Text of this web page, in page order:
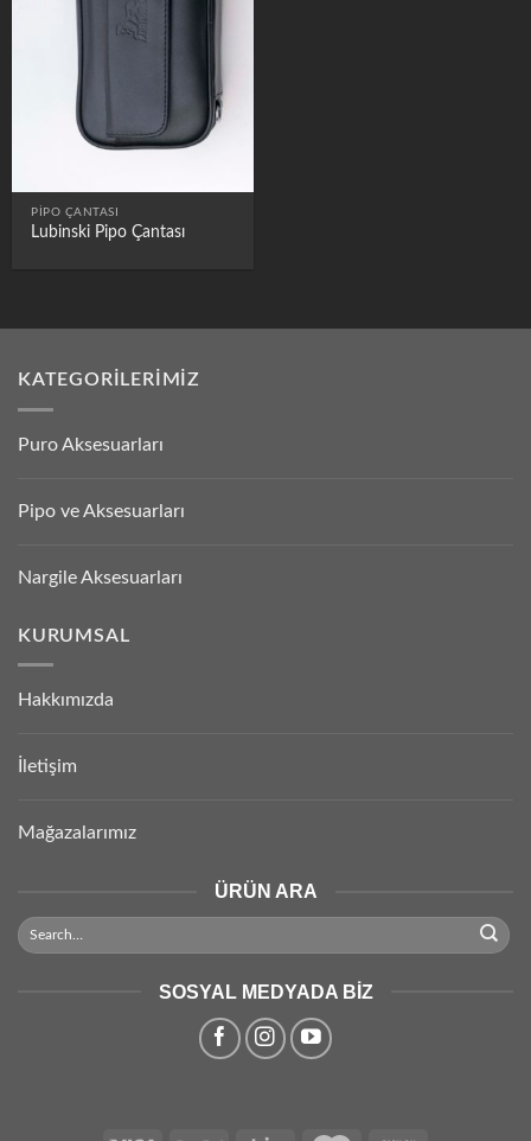
PIPO ÇANTASI
Lubinski Pipo Çantası
KATEGORILERIMIZ
Puro Aksesuarları
Pipo ve Aksesuarları
Nargile Aksesuarları
KURUMSAL
Hakkımızda
İletişim
Mağazalarımız
ÜRÜN ARA
SOSYAL MEDYADA BIZ